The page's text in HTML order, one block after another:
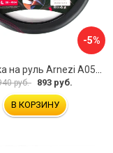
-5%
руб. 893 руб.
В КОРЗИНУ